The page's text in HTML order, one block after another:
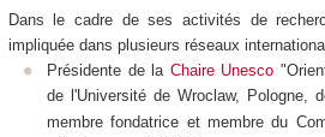
Dans le cadre de ses activités de
impliquée dans plusieurs réseaux
Présidente de la Chaire Unesco
de l'Université de Wroclaw, Pologne,
membre fondatrice et membre du